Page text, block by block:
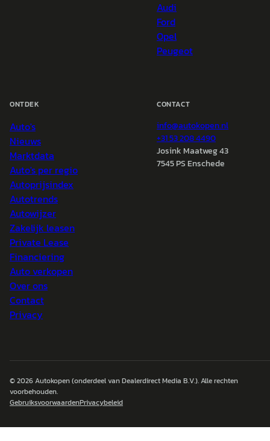
Audi
Ford
Opel
Peugeot
ONTDEK
Auto's
Nieuws
Marktdata
Auto's per regio
Autoprijsindex
Autotrends
Autowijzer
Zakelijk leasen
Private Lease
Financiering
Auto verkopen
Over ons
Contact
Privacy
CONTACT
info@autokopen.nl
+31 53 208 4490
Josink Maatweg 43
7545 PS Enschede
© 2026Autokopen(onderdeel van Dealerdirect Media B.V.). Alle rechten
voorbehouden.
GebruiksvoorwaardenPrivacybeleid